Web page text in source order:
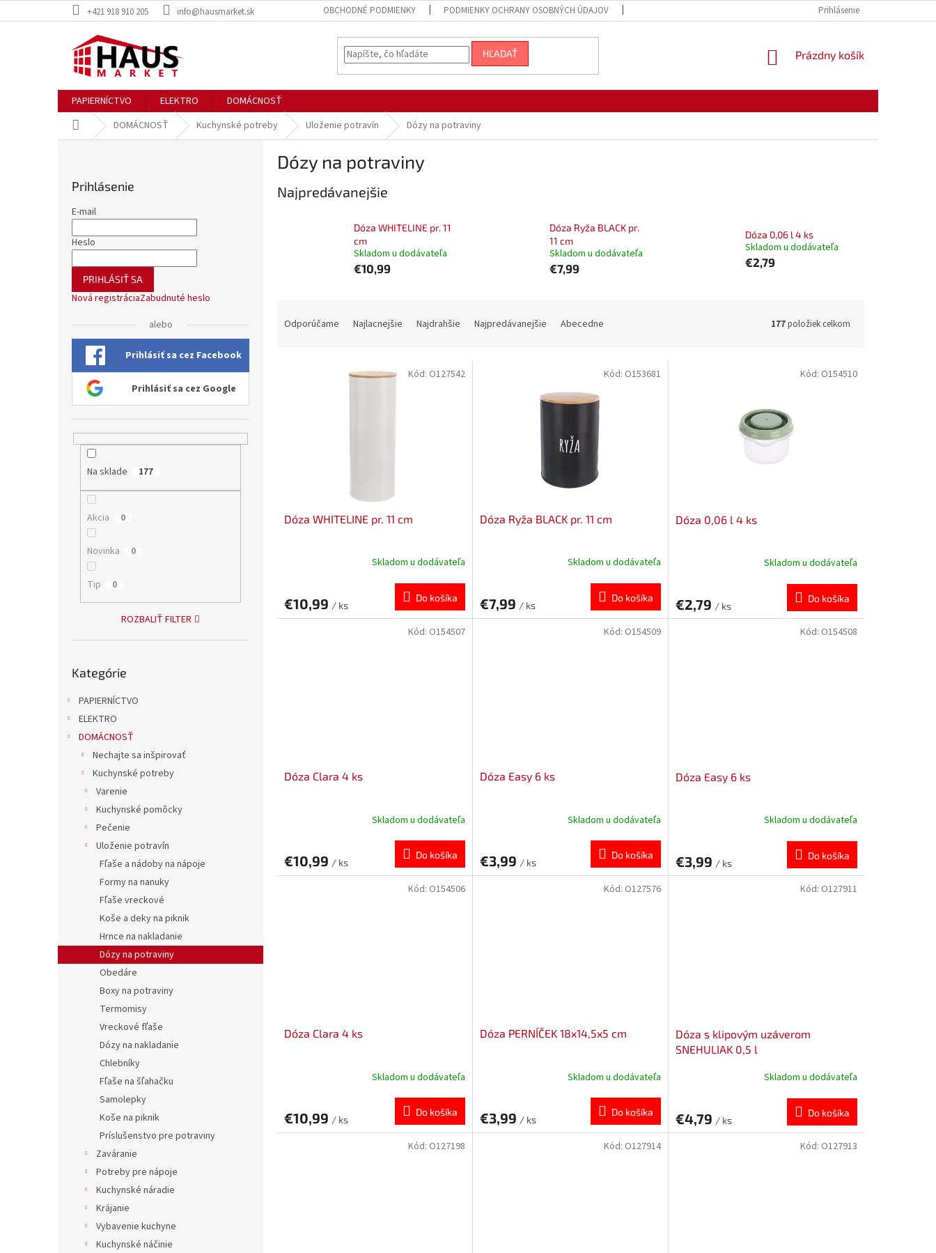
na
+421 918 910 205 info@hausmarket.sk OBCHODNÉ PODMIENKY PODMIENKY OCHRANY OSOBNÝCH ÚDAJOV Prihlásenie
HĽADAŤ
NÁKUPNÝ
Prázdny košík
PAPIERNÍCTVO ELEKTRO
DOMÁCNOSŤ
DomovDOMÁCNOSŤ Kuchynské potreby Uloženie potravín Dózy na potraviny
Prihlásenie
E-mail
Heslo
PRIHLÁSIŤ SA
Nová registráciaZabudnuté heslo
alebo
Prihlásiť sa cez Facebook
Prihlásiť sa cez Google
Na sklade 177
Akcia 0
Novinka 0
Tip 0
ROZBALIŤ FILTER
kategórie
Kategórie
PAPIERNÍCTVO
ELEKTRO
DOMÁCNOSŤ
Nechajte sa inšpirovať
Kuchynské potreby
Varenie
Kuchynské pomôcky
Pečenie
Uloženie potravín
Fľaše a nádoby na nápoje
Formy na nanuky
Fľaše vreckové
Koše a deky na piknik
Hrnce na nakladanie
Dózy na potraviny
Obedáre
Boxy na potraviny
Termomisy
Vreckové fľaše
Dózy na nakladanie
Chlebníky
Fľaše na šľahačku
Samolepky
Koše na piknik
Príslušenstvo pre potraviny
Zaváranie
Potreby pre nápoje
Kuchynské náradie
Krájanie
Vybavenie kuchyne
Kuchynské náčinie
Dózy na potraviny
Najpredávanejšie
Dóza WHITELINE pr. 11
cm
Skladom u dodávateľa
€10,99
Dóza Ryža BLACK pr.
11 cm
Skladom u dodávateľa
€7,99
Dóza 0,06 l 4 ks
Skladom u dodávateľa
€2,79
Odporúčame Najlacnejšie Najdrahšie Najpredávanejšie Abecedne 177položiek celkom
Dóza WHITELINE pr. 11 cm
Skladom u dodávateľa
€10,99 / ks
Do košíka
Kód: O127542
Dóza Ryža BLACK pr. 11 cm
Skladom u dodávateľa
€7,99 / ks
Do košíka
Kód: O153681
Dóza 0,06 l 4 ks
Skladom u dodávateľa
€2,79 / ks
Do košíka
Kód: O154510
Dóza Clara 4 ks
Skladom u dodávateľa
€10,99 / ks
Do košíka
Kód: O154507
Dóza Easy 6 ks
Skladom u dodávateľa
€3,99 / ks
Do košíka
Kód: O154509
Dóza Easy 6 ks
Skladom u dodávateľa
€3,99 / ks
Do košíka
Kód: O154508
Dóza Clara 4 ks
Skladom u dodávateľa
€10,99 / ks
Do košíka
Kód: O154506
Dóza PERNÍČEK 18x14,5x5 cm
Skladom u dodávateľa
€3,99 / ks
Do košíka
Kód: O127576
Dóza s klipovým uzáverom
SNEHULIAK 0,5 l
Skladom u dodávateľa
€4,79 / ks
Do košíka
Kód: O127911
Kód: O127198 Kód: O127914 Kód: O127913